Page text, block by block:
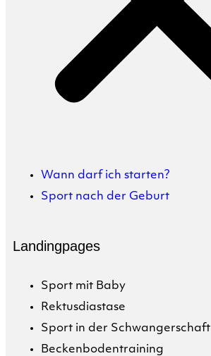
Wann darf ich starten?
Sport nach der Geburt
Landingpages
Sport mit Baby
Rektusdiastase
Sport in der Schwangerschaft
Beckenbodentraining